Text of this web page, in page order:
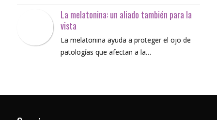
La melatonina: un aliado también para la
vista
La melatonina ayuda a proteger el ojo de
patologías que afectan a la…